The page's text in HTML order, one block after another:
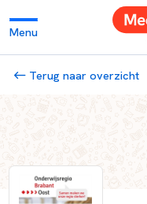
Menu
Terug naar overzicht